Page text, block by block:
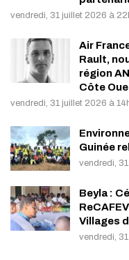
vendredi, 31 juillet 2026 à
Air
Rault,
région
Côte
vendredi, 31 juillet 2026 à
Guinée
vendredi,
Beyla :
Villages
vendredi,